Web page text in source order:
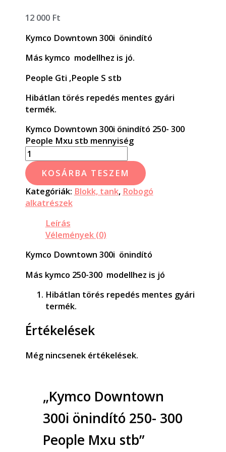
12 000 Ft
Kymco Downtown 300i önindító
Más kymco modellhez is jó.
People Gti ,People S stb
Hibátlan törés repedés mentes gyári
termék.
Kymco Downtown 300i önindító 250- 300
People Mxu stb mennyiség
KOSÁRBA TESZEM
Kategóriák: Blokk, tank, Robogó
alkatrészek
Leírás
Vélemények (0)
Kymco Downtown 300i önindító
Más kymco 250-300 modellhez is jó
Hibátlan törés repedés mentes gyári
termék.
Értékelések
Még nincsenek értékelések.
„Kymco Downtown
300i önindító 250- 300
People Mxu stb”